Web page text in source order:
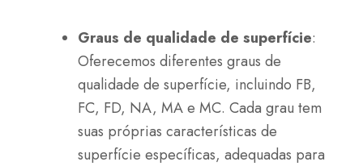
Graus de qualidade de superfície:
Oferecemos diferentes graus de
qualidade de superfície, incluindo FB,
FC, FD, NA, MA e MC. Cada grau tem
suas próprias características de
superfície específicas, adequadas para